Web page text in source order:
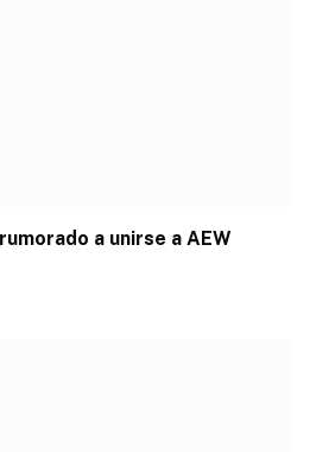
a unirse a AEW